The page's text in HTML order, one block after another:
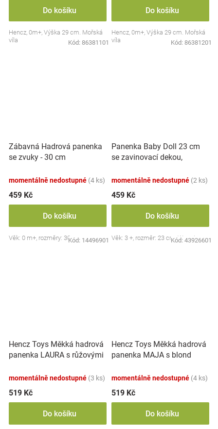
Do košíku
Hencz, 0m+, Výška 29 cm. Mořská
víla
Kód: 86381101
Do košíku
Hencz, 0m+, Výška 29 cm. Mořská
víla
Kód: 86381201
Zábavná Hadrová panenka
se zvuky - 30 cm
momentálně nedostupné (4 ks)
459 Kč
Do košíku
Věk: 0 m+, rozměry: 30 cm
Kód: 14496901
Panenka Baby Doll 23 cm
se zavinovací dekou,
momentálně nedostupné (2 ks)
459 Kč
Do košíku
Věk: 3 +, rozměr: 23 cm, Woopie
Kód: 43926601
Hencz Toys Měkká hadrová
panenka LAURA s růžovými
momentálně nedostupné (3 ks)
519 Kč
Do košíku
Hencz Toys Měkká hadrová
panenka MAJA s blond
momentálně nedostupné (4 ks)
519 Kč
Do košíku